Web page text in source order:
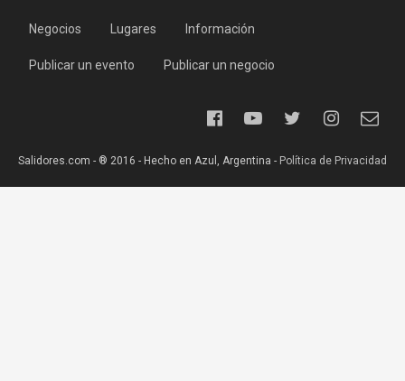
Negocios Lugares Información
Publicar un evento Publicar un negocio
Salidores.com - ® 2016 - Hecho en Azul, Argentina - Política de Privacidad